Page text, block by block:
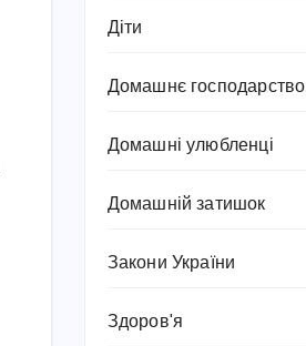
Діти
Домашнє господарство
Домашні улюбленці
Домашній затишок
Закони України
Здоров'я